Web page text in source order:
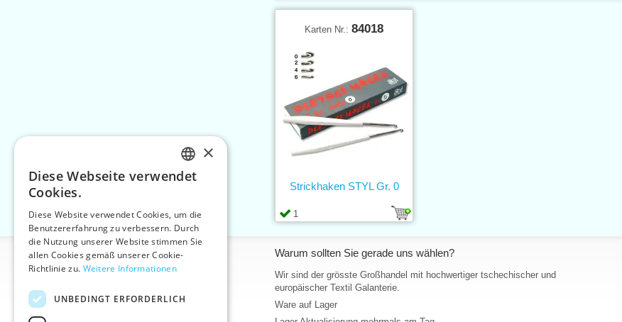
Karten Nr.: 84018
1
Strickhaken STYL Gr. 0
Informationen
Home
Warum sollten Sie gerade uns wählen?
Wir sind der grösste Großhandel mit hochwertiger tschechischer und
europäischer Textil Galanterie.
Ware auf Lager
CZECH
ENGLISH
×
Diese Webseite verwendet
Cookies.
Diese Website verwendet Cookies, um die
Benutzererfahrung zu verbessern. Durch
die Nutzung unserer Website stimmen Sie
allen Cookies gemäß unserer Cookie-
Richtlinie zu. Weitere Informationen
UNBEDINGT ERFORDERLICH